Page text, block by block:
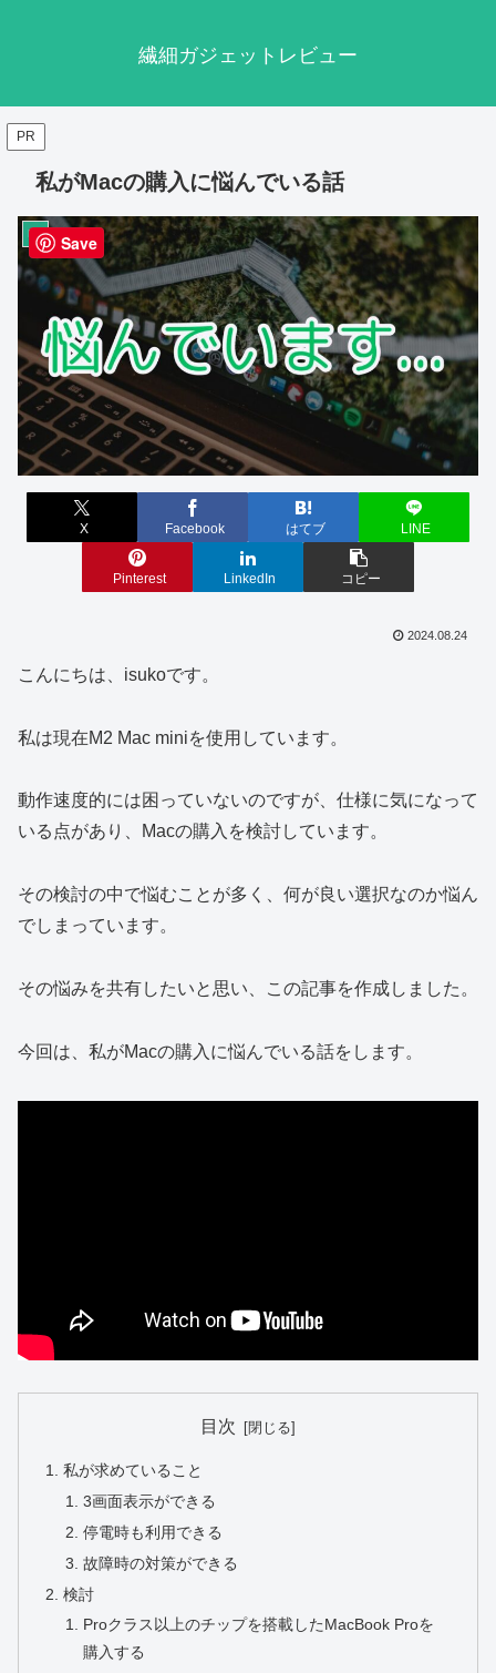
繊細ガジェットレビュー
PR
私がMacの購入に悩んでいる話
PC
X Facebook はてブ LINE
Pinterest LinkedIn コピー
2024.08.24
こんにちは、isukoです。
私は現在M2 Mac miniを使用しています。
動作速度的には困っていないのですが、仕様に気になって
いる点があり、Macの購入を検討しています。
その検討の中で悩むことが多く、何が良い選択なのか悩ん
でしまっています。
その悩みを共有したいと思い、この記事を作成しました。
今回は、私がMacの購入に悩んでいる話をします。
目次
私が求めていること
3画面表示ができる
停電時も利用できる
故障時の対策ができる
検討
Proクラス以上のチップを搭載したMacBook Proを
購入する
Save